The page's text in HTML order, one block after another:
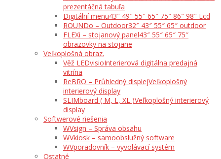
prezentáčná tabuľa
Digitální menu43″ 49″ 55″ 65″ 75″ 86″ 98″ Lcd
ROUNDo – Outdoor32″ 43″ 55″ 65″ outdoor
FLEXi – stojanový panel43″ 55″ 65″ 75″
obrazovky na stojane
Veľkoplošná obraz.
Věž LEDvisioInterierová digitálna predajná
vitrína
ReBRO – Průhledný displejVeľkoplošný
interierový display
SLIMboard ( M, L, XL )Veľkoplošný interierový
display
Softwerové riešenia
WVsign – Správa obsahu
WVkiosk – samoobslužný software
WVporadovník – vyvolávací systém
Ostatné